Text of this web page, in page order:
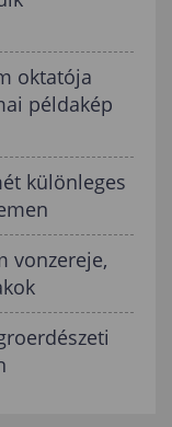
oktatója
példakép
különleges
vonzereje,